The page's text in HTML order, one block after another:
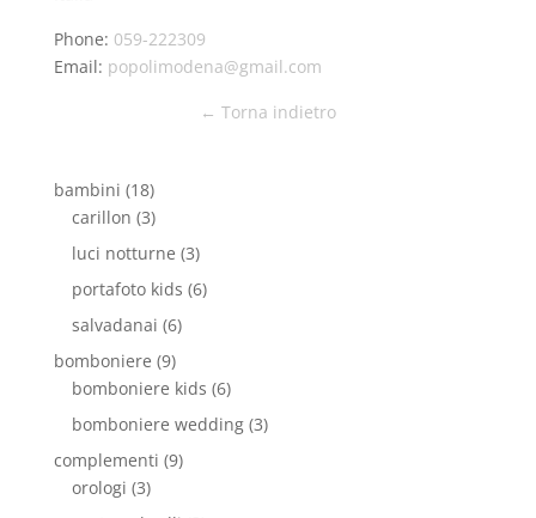
Phone: 059-222309
Email: popolimodena@gmail.com
← Torna indietro
bambini (18)
carillon (3)
luci notturne (3)
portafoto kids (6)
salvadanai (6)
bomboniere (9)
bomboniere kids (6)
bomboniere wedding(3)
complementi (9)
orologi (3)